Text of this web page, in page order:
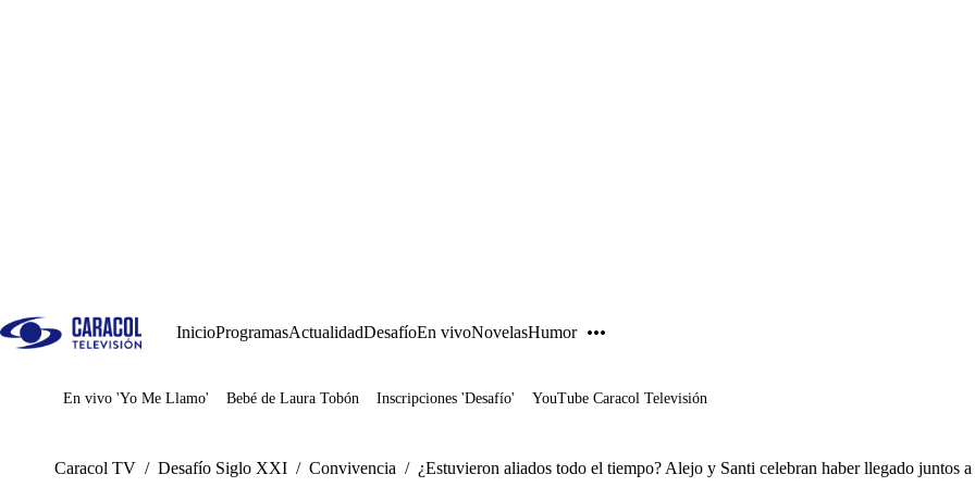
InicioProgramasActualidadDesafíoEn vivoNovelasHumor
Juegos
En vivo 'Yo Me Llamo' Bebé de Laura Tobón Inscripciones 'Desafío' YouTube Caracol Televisión
Caracol TV / Desafío Siglo XXI / Convivencia / ¿Estuvieron aliados todo el tiempo? Alejo y Santi celebran haber llegado juntos